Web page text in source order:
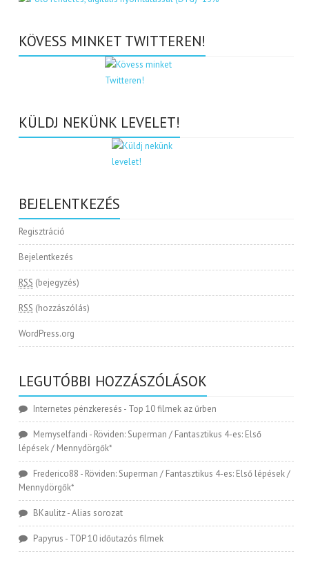
KÖVESS MINKET TWITTEREN!
KÜLDJ NEKÜNK LEVELET!
BEJELENTKEZÉS
Regisztráció
Bejelentkezés
RSS (bejegyzés)
RSS (hozzászólás)
WordPress.org
LEGUTÓBBI HOZZÁSZÓLÁSOK
Internetes pénzkeresés - Top 10 filmek az űrben
Memyselfandi - Röviden: Superman / Fantasztikus 4-es: Első
lépések / Mennydörgők*
Frederico88 - Röviden: Superman / Fantasztikus 4-es: Első lépések /
Mennydörgők*
BKaulitz-Alias sorozat
Papyrus - TOP 10 időutazós filmek